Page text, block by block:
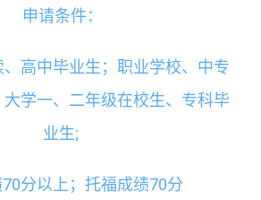
申请条件：
高中毕业生；职业学校、中专
学一、二年级在校生、专科毕
业生;
分以上；托福成绩70分